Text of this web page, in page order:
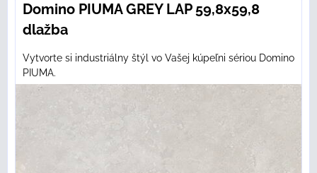
Domino PIUMA GREY LAP 59,8x59,8
dlažba
Vytvorte si industriálny štýl vo Vašej kúpeľni sériou Domino
PIUMA.